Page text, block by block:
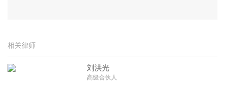
相关律师
刘洪光
高级合伙人